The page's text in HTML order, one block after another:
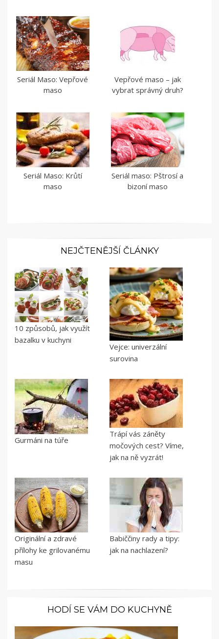
Seriál Maso: Vepřové
maso
Vepřové maso – jak
vybrat správný druh?
Seriál Maso: Krůtí
maso
Seriál maso: Pštrosí a
bizoní maso
NEJČTENĚJŠÍ ČLÁNKY
10 způsobů, jak využít
bazalku v kuchyni
Vejce: univerzální
surovina
Gurmáni na túře
Trápí vás záněty
močových cest? Víme,
jak na ně vyzrát!
Originální a zdravé
přílohy ke grilovanému
masu
Babiččiny rady a tipy:
jak na nachlazení?
HODÍ SE VÁM DO KUCHYNĚ